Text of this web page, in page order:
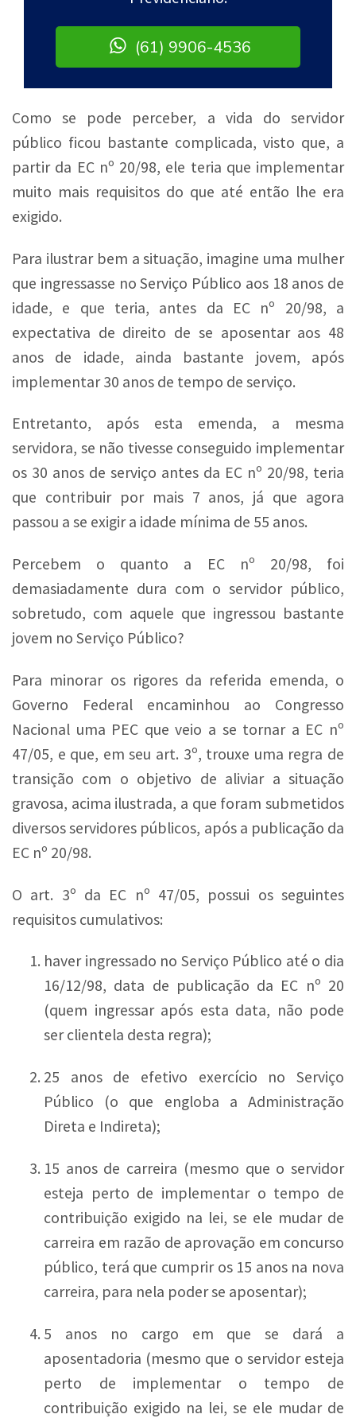
(61) 9906-4536
Como se pode perceber, a vida do servidor
público ficou bastante complicada, visto que, a
partir da EC nº 20/98, ele teria que implementar
muito mais requisitos do que até então lhe era
exigido.
Para ilustrar bem a situação, imagine uma mulher
que ingressasse no Serviço Público aos 18 anos de
idade, e que teria, antes da EC nº 20/98, a
expectativa de direito de se aposentar aos 48
anos de idade, ainda bastante jovem, após
implementar 30 anos de tempo de serviço.
Entretanto, após esta emenda, a mesma
servidora, se não tivesse conseguido implementar
os 30 anos de serviço antes da EC nº 20/98, teria
que contribuir por mais 7 anos, já que agora
passou a se exigir a idade mínima de 55 anos.
Percebem o quanto a EC nº 20/98, foi
demasiadamente dura com o servidor público,
sobretudo, com aquele que ingressou bastante
jovem no Serviço Público?
Para minorar os rigores da referida emenda, o
Governo Federal encaminhou ao Congresso
Nacional uma PEC que veio a se tornar a EC nº
47/05, e que, em seu art. 3º, trouxe uma regra de
transição com o objetivo de aliviar a situação
gravosa, acima ilustrada, a que foram submetidos
diversos servidores públicos, após a publicação da
EC nº 20/98.
O art. 3º da EC nº 47/05, possui os seguintes
requisitos cumulativos:
haver ingressado no Serviço Público até o dia
16/12/98, data de publicação da EC nº 20
(quem ingressar após esta data, não pode
ser clientela desta regra);
25 anos de efetivo exercício no Serviço
Público (o que engloba a Administração
Direta e Indireta);
15 anos de carreira (mesmo que o servidor
esteja perto de implementar o tempo de
contribuição exigido na lei, se ele mudar de
carreira em razão de aprovação em concurso
público, terá que cumprir os 15 anos na nova
carreira, para nela poder se aposentar);
5 anos no cargo em que se dará a
aposentadoria (mesmo que o servidor esteja
perto de implementar o tempo de
contribuição exigido na lei, se ele mudar de